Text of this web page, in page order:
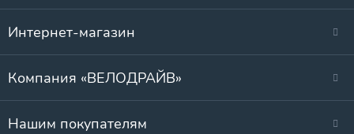
Интернет-магазин
Компания «ВЕЛОДРАЙВ»
Нашим покупателям